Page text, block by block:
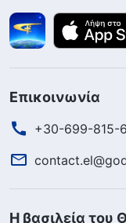
Επικοινωνία
+30-699-815-
Η βασιλεία του